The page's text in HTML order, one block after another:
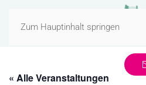
Zum Hauptinhalt springen
MENÜ
« Alle Veranstaltungen